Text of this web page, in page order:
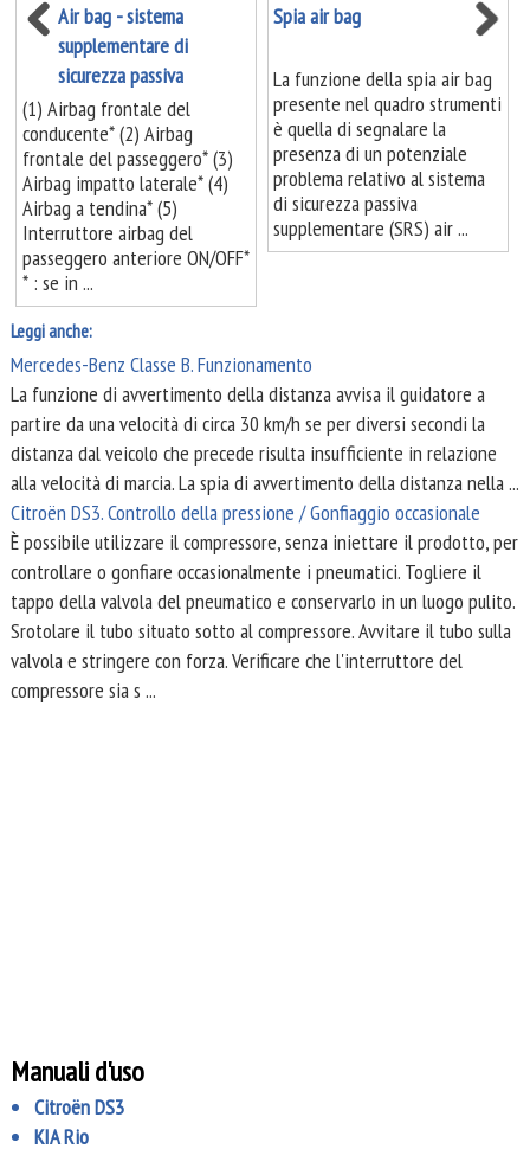
Air bag - sistema
supplementare di
sicurezza passiva
(1) Airbag frontale del
conducente* (2) Airbag
frontale del passeggero* (3)
Airbag impatto laterale* (4)
Airbag a tendina* (5)
Interruttore airbag del
passeggero anteriore ON/OFF*
* : se in ...
Spia air bag
La funzione della spia air bag
presente nel quadro strumenti
è quella di segnalare la
presenza di un potenziale
problema relativo al sistema
di sicurezza passiva
supplementare (SRS) air ...
Leggi anche:
Mercedes-Benz Classe B. Funzionamento
La funzione di avvertimento della distanza avvisa il guidatore a
partire da una velocità di circa 30 km/h se per diversi secondi la
distanza dal veicolo che precede risulta insufficiente in relazione
alla velocità di marcia. La spia di avvertimento della distanza nella ...
Citroën DS3. Controllo della pressione / Gonfiaggio occasionale
È possibile utilizzare il compressore, senza iniettare il prodotto, per
controllare o gonfiare occasionalmente i pneumatici. Togliere il
tappo della valvola del pneumatico e conservarlo in un luogo pulito.
Srotolare il tubo situato sotto al compressore. Avvitare il tubo sulla
valvola e stringere con forza. Verificare che l'interruttore del
compressore sia s ...
Manuali d'uso
Citroën DS3
KIA Rio